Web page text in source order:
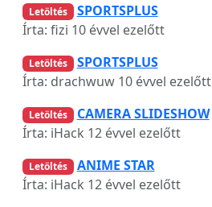
Letöltés
SPORTSPLUS
Írta: fizi 10 évvel ezelőtt
Letöltés
SPORTSPLUS
Írta: drachwuw 10 évvel ezelőtt
Letöltés
CAMERA SLIDESHOW
Írta: iHack 12 évvel ezelőtt
Letöltés
ANIME STAR
Írta: iHack 12 évvel ezelőtt